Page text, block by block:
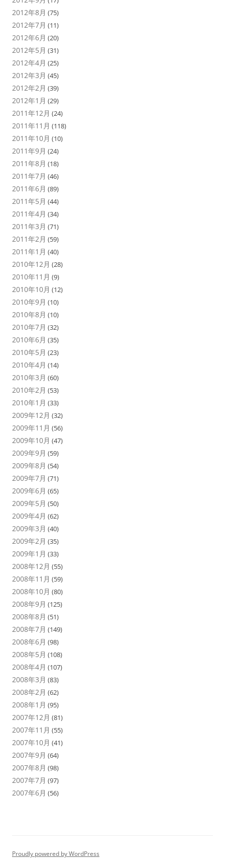
2012年8月 (75)
2012年7月 (11)
2012年6月 (20)
2012年5月 (31)
2012年4月 (25)
2012年3月 (45)
2012年2月 (39)
2012年1月 (29)
2011年12月 (24)
2011年11月 (118)
2011年10月 (10)
2011年9月 (24)
2011年8月 (18)
2011年7月 (46)
2011年6月 (89)
2011年5月 (44)
2011年4月 (34)
2011年3月 (71)
2011年2月 (59)
2011年1月 (40)
2010年12月 (28)
2010年11月 (9)
2010年10月 (12)
2010年9月 (10)
2010年8月 (10)
2010年7月 (32)
2010年6月 (35)
2010年5月 (23)
2010年4月 (14)
2010年3月 (60)
2010年2月 (53)
2010年1月 (33)
2009年12月 (32)
2009年11月 (56)
2009年10月 (47)
2009年9月 (59)
2009年8月 (54)
2009年7月 (71)
2009年6月 (65)
2009年5月 (50)
2009年4月 (62)
2009年3月 (40)
2009年2月 (35)
2009年1月 (33)
2008年12月 (55)
2008年11月 (59)
2008年10月 (80)
2008年9月 (125)
2008年8月 (51)
2008年7月 (149)
2008年6月 (98)
2008年5月 (108)
2008年4月 (107)
2008年3月 (83)
2008年2月 (62)
2008年1月 (95)
2007年12月 (81)
2007年11月 (55)
2007年10月 (41)
2007年9月 (64)
2007年8月 (98)
2007年7月 (97)
2007年6月 (56)
Proudly powered by WordPress